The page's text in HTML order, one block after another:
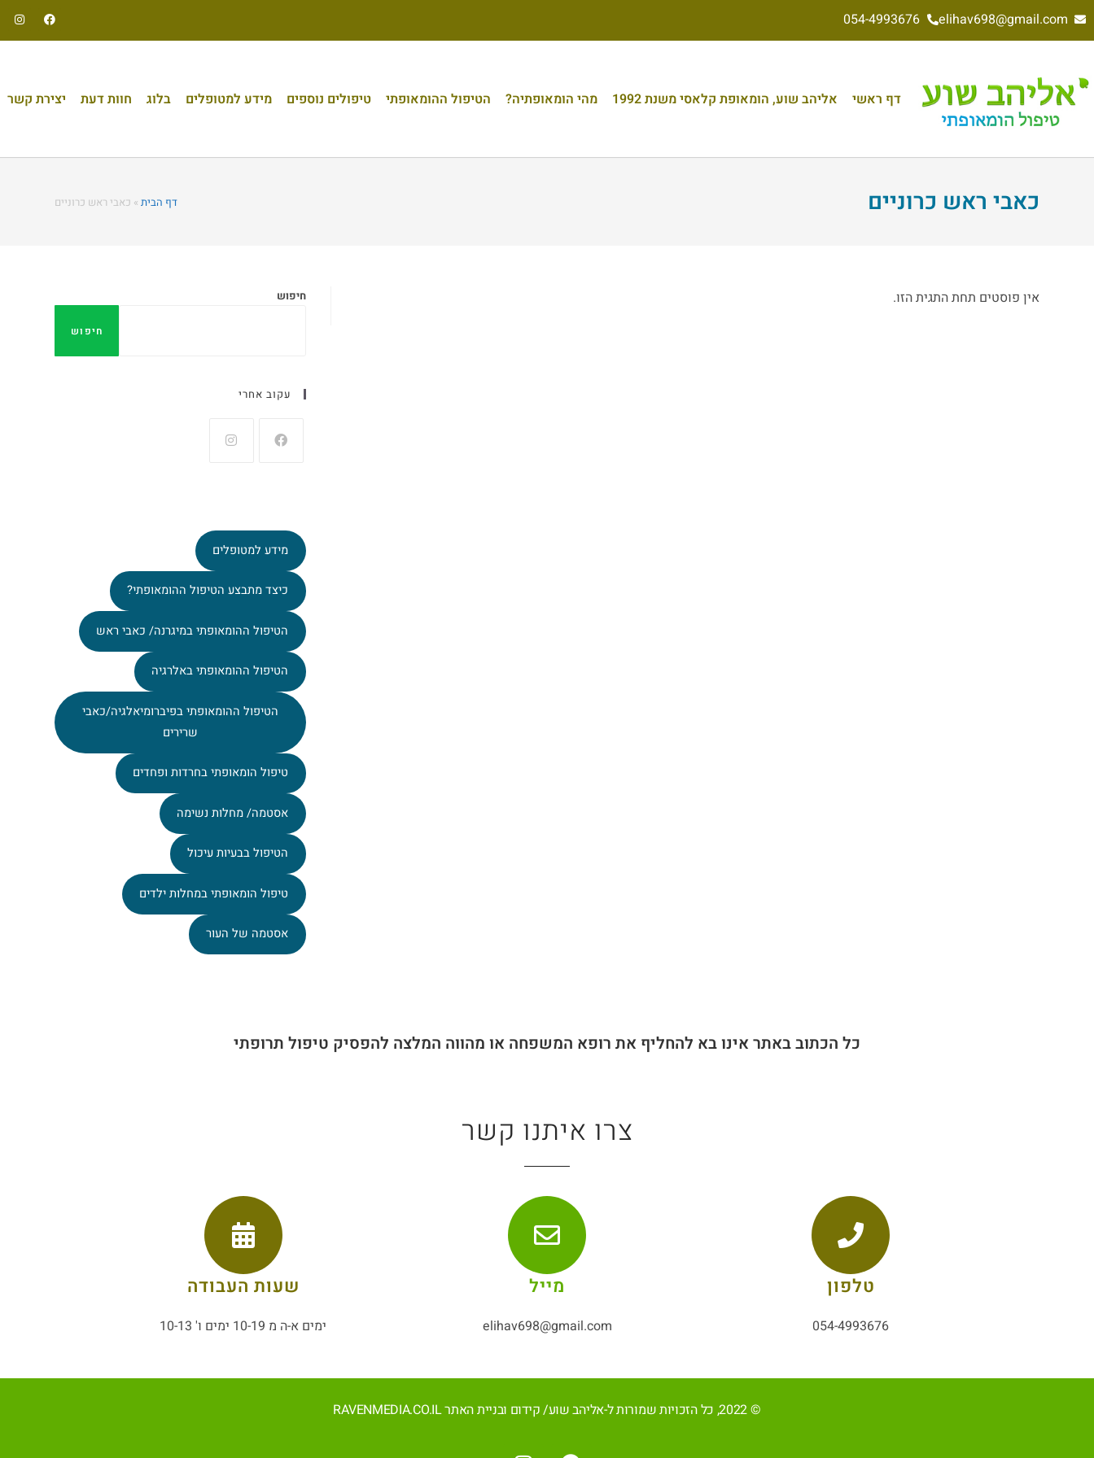
elihav698@gmail.com
054-4993676
דף ראשי אליהב שוע, הומאופת קלאסי משנת 1992 מהי הומאופתיה? הטיפול ההומאופתי טיפולים נוספים מידע למטופלים בלוג חוות דעת יצירת קשר
כאבי ראש כרוניים דף הבית» כאבי ראש כרוניים
אין פוסטים תחת התגית הזו. חיפוש
חיפוש
עקוב אחרי
מידע למטופלים
כיצד מתבצע הטיפול ההומאופתי?
הטיפול ההומאופתי במיגרנה/ כאבי ראש
הטיפול ההומאופתי באלרגיה
הטיפול ההומאופתי בפיברומיאלגיה/כאבי
שרירים
טיפול הומאופתי בחרדות ופחדים
אסטמה/ מחלות נשימה
הטיפול בבעיות עיכול
טיפול הומאופתי במחלות ילדים
אסטמה של העור
כל הכתוב באתר אינו בא להחליף את רופא המשפחה או מהווה המלצה להפסיק טיפול תרופתי
צרו איתנו קשר
טלפון
054-4993676
מייל
elihav698@gmail.com
שעות העבודה
ימים א-ה מ 10-19 ימים ו' 10-13
© 2022, כל הזכויות שמורות ל-אליהב שוע/ קידום ובניית האתר RAVENMEDIA.CO.IL